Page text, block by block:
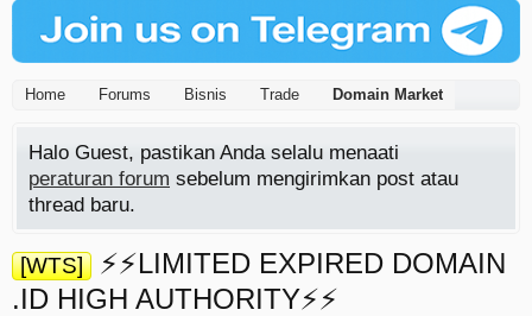
Home Forums Bisnis Trade Domain Market
Halo Guest, pastikan Anda selalu menaati
peraturan forum sebelum mengirimkan post atau
thread baru.
[WTS]
⚡️⚡️LIMITED EXPIRED DOMAIN
.ID HIGH AUTHORITY⚡️⚡️